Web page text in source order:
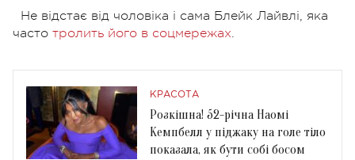
Не відстає від чоловіка і сама Блейк Лайвлі, яка
часто тролить його в соцмережах.
КРАСОТА
Розкішна! 52-річна Наомі
Кемпбелл у піджаку на голе тіло
показала, як бути собі босом